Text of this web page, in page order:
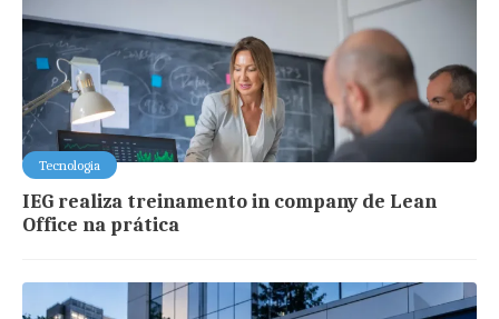
Tecnologia
IEG realiza treinamento in company de Lean
Office na prática